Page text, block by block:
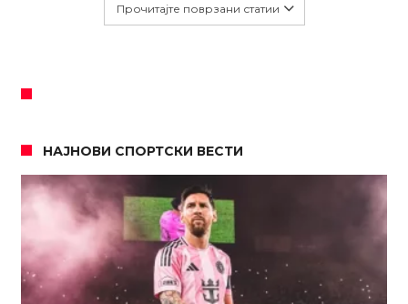
Прочитајте поврзани статии
НАЈНОВИ СПОРТСКИ ВЕСТИ